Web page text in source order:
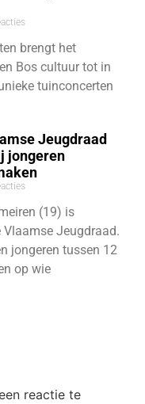
brengt het
Bos cultuur tot in
tuinconcerten
Jeugdraad
jongeren
(19) is
Jeugdraad.
jongeren tussen 12
op wie
reactie te